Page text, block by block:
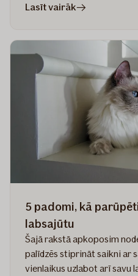
Lasīt vairākrakstā
kaķu
saimniekiem
​​​5 padomi, kā
labsajūtu
Šajā rakstā apkoposim
palīdzēs stiprināt saikni ar
vienlaikus uzlabot arī savu